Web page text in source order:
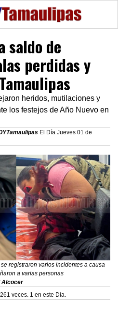
saldo de
perdidas y
heridos, mutilaciones y
los festejos de Año Nuevo en
El Día Jueves 01 de
registraron varios incidentes a causa
a varias personas
Alcocer
veces. 1 en este Día.